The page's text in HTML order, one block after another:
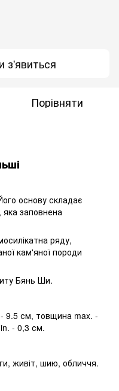
з'явиться
Порівняти
основу складає
яка заповнена
ряду,
кам'яної породи
Бянь Ши.
9.5 см, товщина max. -
- 0,3 см.
живіт, шию, обличчя.